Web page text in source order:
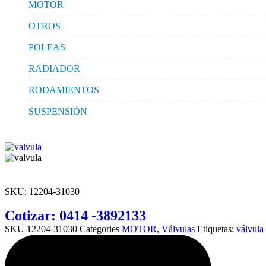
MOTOR
OTROS
POLEAS
RADIADOR
RODAMIENTOS
SUSPENSIÓN
SKU: 12204-31030
Cotizar: 0414 -3892133
SKU 12204-31030 Categories MOTOR, Válvulas Etiquetas: válvula